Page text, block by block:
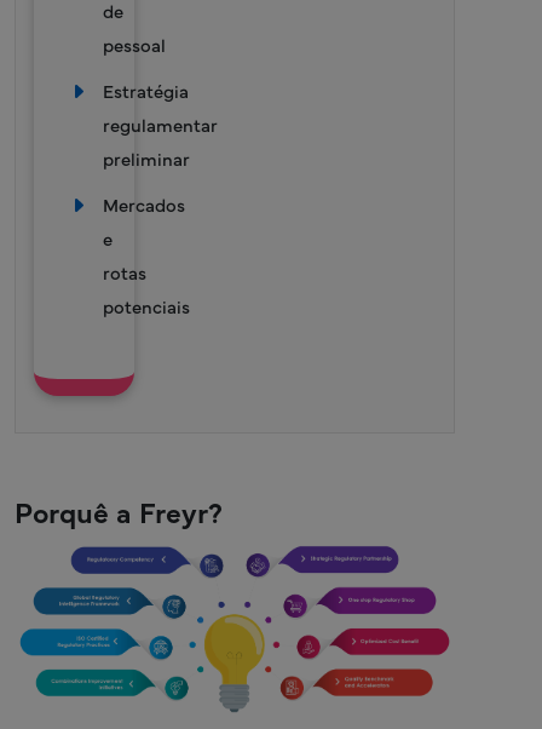
de
pessoal
Estratégia
regulamentar
preliminar
Mercados
e
rotas
potenciais
Porquê a Freyr?